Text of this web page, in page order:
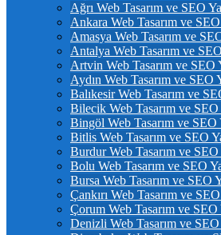
Ağrı Web Tasarım ve SEO
Ankara Web Tasarım ve SEO
Amasya Web Tasarım ve
Antalya Web Tasarım ve
Artvin Web Tasarım ve SEO
Aydın Web Tasarım ve SEO
Balıkesir Web Tasarım ve
Bilecik Web Tasarım ve SEO
Bingöl Web Tasarım ve SEO
Bitlis Web Tasarım ve SEO
Burdur Web Tasarım ve SEO
Bolu Web Tasarım ve SEO
Bursa Web Tasarım ve SEO
Çankırı Web Tasarım ve SEO
Çorum Web Tasarım ve SEO
Denizli Web Tasarım ve SEO